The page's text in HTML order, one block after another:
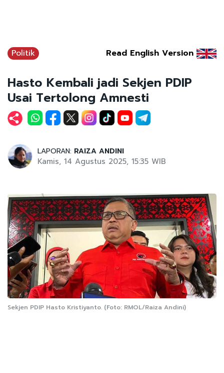
Politik Read English Version
Hasto Kembali jadi Sekjen PDIP
Usai Tertolong Amnesti
LAPORAN: RAIZA ANDINI
Kamis, 14 Agustus 2025, 15:35 WIB
Sekjen PDIP Hasto Kristiyanto. (Foto: RMOL/Raiza Andini)